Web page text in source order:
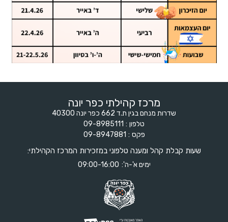
מרכז קהילתי כפר יונה
שדרות מנחם בגין ת.ד 662 כפר יונה 40300
טלפון
09-8985111
פקס
09-8947881
שעות קבלת קהל ומענה טלפוני במזכירות המרכז הקהילתי:
ימים א'-ה': 09:00-16:00